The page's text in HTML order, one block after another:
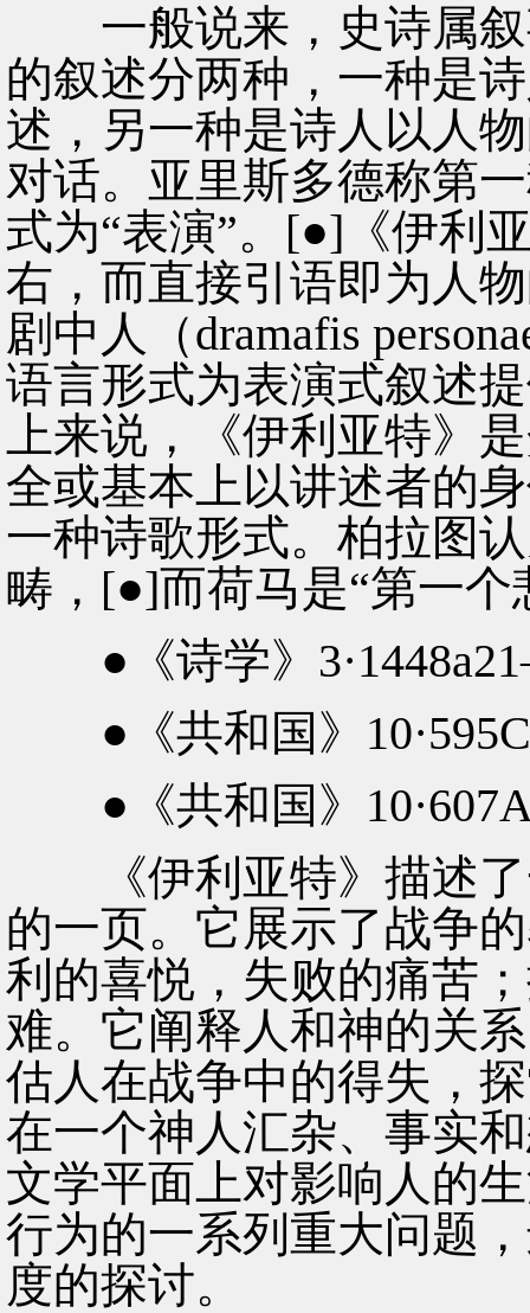
一般说来，史诗属叙
的叙述分两种，一种是
述，另一种是诗人以人
对话。亚里斯多德称第
式为“表演”。[●]《伊利
右，而直接引语即为人
剧中人（dramafis
语言形式为表演式叙述
上来说，《伊利亚特》
全或基本上以讲述者的
一种诗歌形式。柏拉图
畴，[●]而荷马是“第一
●《诗学》
●《共和国》
●《共和国》
《伊利亚特》描述了
的一页。它展示了战争
利的喜悦，失败的痛苦
难。它阐释人和神的关
估人在战争中的得失，
在一个神人汇杂、事实
文学平面上对影响人的
行为的一系列重大问题
度的探讨。